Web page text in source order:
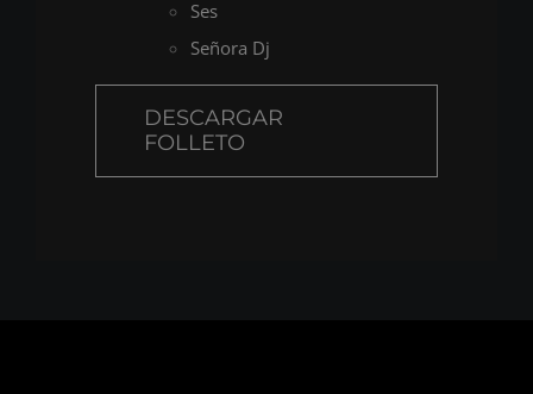
Ses
Señora Dj
DESCARGAR
FOLLETO